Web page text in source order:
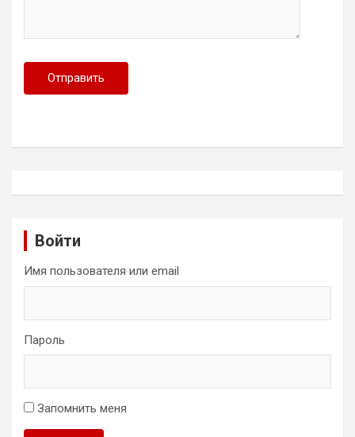
Войти
Имя пользователя или email
Пароль
Запомнить меня